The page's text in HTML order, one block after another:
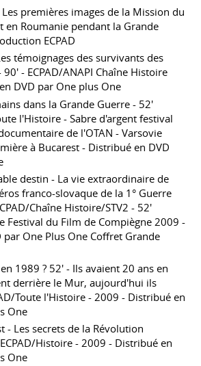
Les premières images de la Mission du
en Roumanie pendant la Grande
ECPAD
témoignages des survivants des
- ECPAD/ANAPI Chaîne Histoire
DVD par One plus One
dans la Grande Guerre - 52'
l'Histoire - Sabre d'argent festival
de l'OTAN - Varsovie
à Bucarest - Distribué en DVD
destin - La vie extraordinaire de
franco-slovaque de la 1° Guerre
Chaîne Histoire/STV2 - 52'
Festival du Film de Compiègne 2009 -
par One Plus One Coffret Grande
1989 ? 52' - Ils avaient 20 ans en
derrière le Mur, aujourd'hui ils
Toute l'Histoire - 2009 - Distribué en
One
- Les secrets de la Révolution
Histoire - 2009 - Distribué en
One